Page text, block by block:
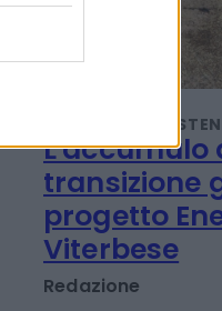
TENDENZE E
L'accumulo
transizione